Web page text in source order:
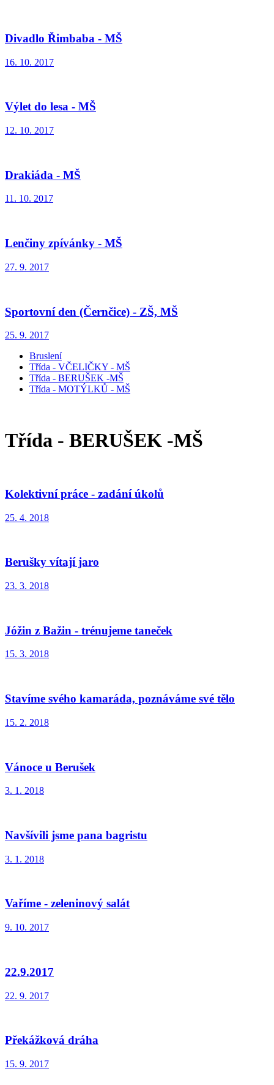
Divadlo Řimbaba - MŠ
16. 10. 2017
Výlet do lesa - MŠ
12. 10. 2017
Drakiáda - MŠ
11. 10. 2017
Lenčiny zpívánky - MŠ
27. 9. 2017
Sportovní den (Černčice) - ZŠ, MŠ
25. 9. 2017
Bruslení
Třída - VČELIČKY - MŠ
Třída - BERUŠEK -MŠ
Třída - MOTÝLKŮ - MŠ
Třída - BERUŠEK -MŠ
Kolektivní práce - zadání úkolů
25. 4. 2018
Berušky vítají jaro
23. 3. 2018
Jóžin z Bažin - trénujeme taneček
15. 3. 2018
Stavíme svého kamaráda, poznáváme své tělo
15. 2. 2018
Vánoce u Berušek
3. 1. 2018
Navšívili jsme pana bagristu
3. 1. 2018
Vaříme - zeleninový salát
9. 10. 2017
22.9.2017
22. 9. 2017
Překážková dráha
15. 9. 2017